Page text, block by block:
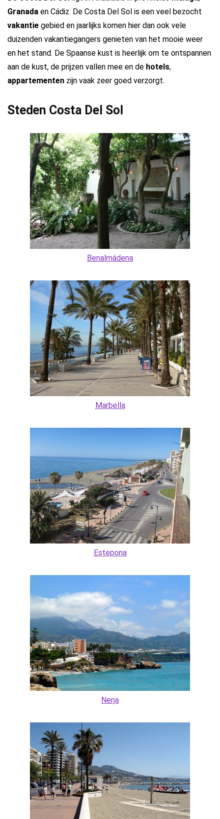
Granada en Cádiz. De Costa Del Sol is een veel bezocht
vakantie gebied en jaarlijks komen hier dan ook vele
duizenden vakantiegangers genieten van het mooie weer
en het stand. De Spaanse kust is heerlijk om te ontspannen
aan de kust, de prijzen vallen mee en de hotels,
appartementen zijn vaak zeer goed verzorgt.
Steden Costa Del Sol
Benalmádena
Marbella
Estepona
Nerja